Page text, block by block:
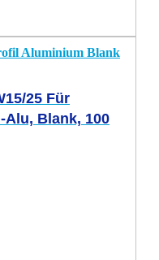
25 Für
Alu, Blank, 100